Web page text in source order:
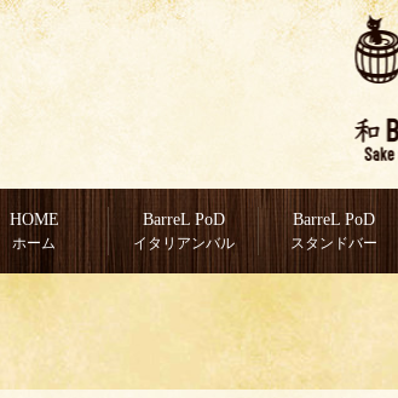
HOME
ホーム
BarreL PoD
イタリアンバル
BarreL PoD
スタンドバー